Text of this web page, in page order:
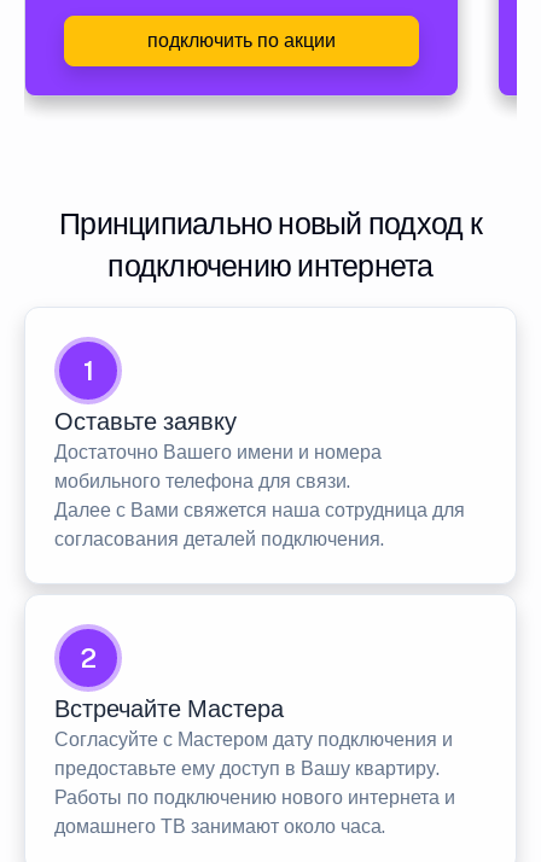
подключить по акции
Принципиально новый подход к
подключению интернета
1
Оставьте заявку
Достаточно Вашего имени и номера
мобильного телефона для связи.
Далее с Вами свяжется наша сотрудница для
согласования деталей подключения.
2
Встречайте Мастера
Согласуйте с Мастером дату подключения и
предоставьте ему доступ в Вашу квартиру.
Работы по подключению нового интернета и
домашнего ТВ занимают около часа.